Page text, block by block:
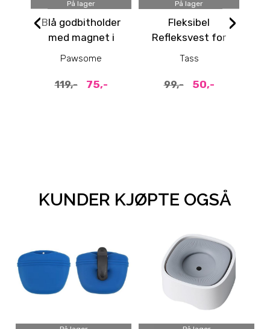
På lager
Blå godbitholder
med magnet i
Pawsome
119,- 75,-
På lager
Fleksibel
Refleksvest for
Hundeturer – One
Tass
99,- 50,-
‹ ›
KUNDER KJØPTE OGSÅ